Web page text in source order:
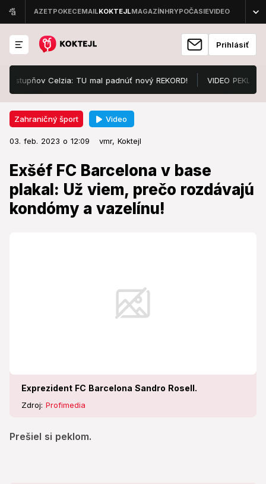
Prihlásiť
Celzia: TU mal padnúť nový REKORD! VIDEO PEKLO v
Zahraničný šport Video
03. feb. 2023 o 12:09 vmr, Koktejl
Exšéf FC Barcelona v base
plakal: Už viem, prečo rozdávajú
kondómy a vazelínu!
Exprezident FC Barcelona Sandro Rosell.
Zdroj: Profimedia
Prešiel si peklom.
Zahraničný šport 03. feb. 2023 o 12:09
Exšéf FC Barcelona v base plakal:
Už viem, prečo rozdávajú
kondómy a vazelínu!
Prešiel si peklom.